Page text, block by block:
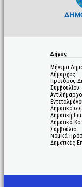
Δήμος
Μήνυμα
Δήμαρχος
Πρόεδρος
Συμβουλίου
Δημοτικό
Δημοτική
Δημοτικά
Συμβούλια
Νομικά
Δημοτικές